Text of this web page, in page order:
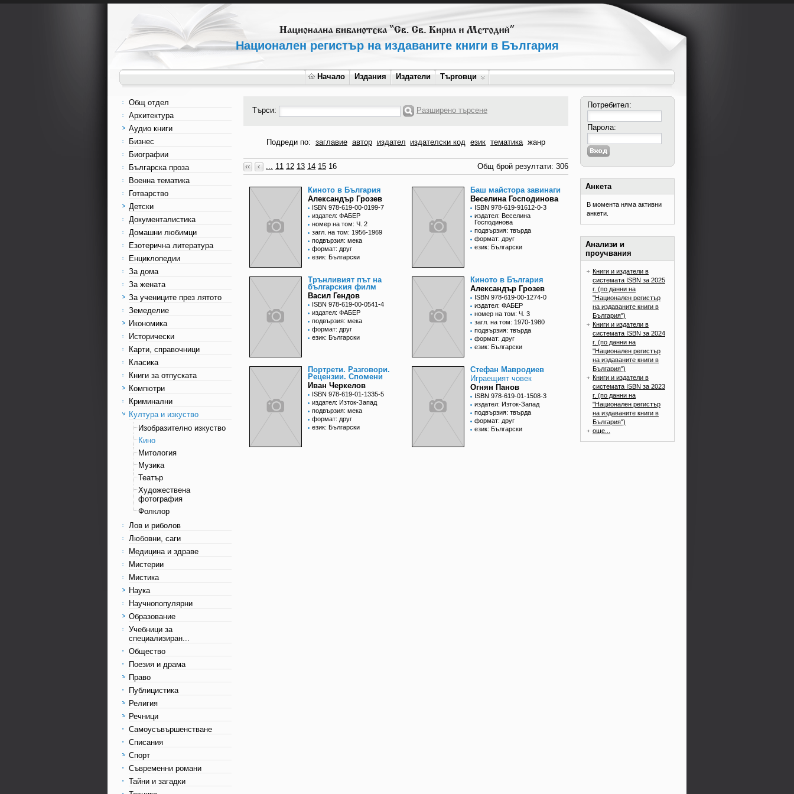
Национален регистър на издаваните книги в България
Начало Издания Издатели Търговци
Общ отдел
Архитектура
Аудио книги
Бизнес
Биографии
Българска проза
Военна тематика
Готварство
Детски
Документалистика
Домашни любимци
Езотерична литература
Енциклопедии
За дома
За жената
За учениците през лятото
Земеделие
Икономика
Исторически
Карти, справочници
Класика
Книги за отпуската
Компютри
Криминални
Култура и изкуство
Изобразително изкуство
Кино
Митология
Музика
Театър
Художествена
фотография
Фолклор
Лов и риболов
Любовни, саги
Медицина и здраве
Мистерии
Мистика
Наука
Научнопопулярни
Образование
Учебници за
специализиран...
Общество
Поезия и драма
Право
Публицистика
Религия
Речници
Самоусъвършенстване
Списания
Спорт
Съвременни романи
Тайни и загадки
Търси: Разширено търсене
Подреди по: заглавие автор издател издателски код език тематика жанр
... 11 12 13 14 15 16 Общ брой резултати: 306
Киното в България
Александър Грозев
ISBN 978-619-00-0199-7
издател: ФАБЕР
номер на том: Ч. 2
загл. на том: 1956-1969
подвързия: мека
формат: друг
език: Български
Баш майстора завинаги
Веселина Господинова
ISBN 978-619-91612-0-3
издател: Веселина
Господинова
подвързия: твърда
формат: друг
език: Български
Трънливият път на
българския филм
Васил Гендов
ISBN 978-619-00-0541-4
издател: ФАБЕР
подвързия: мека
формат: друг
език: Български
Киното в България
Александър Грозев
ISBN 978-619-00-1274-0
издател: ФАБЕР
номер на том: Ч. 3
загл. на том: 1970-1980
подвързия: твърда
формат: друг
език: Български
Портрети. Разговори.
Рецензии. Спомени
Иван Черкелов
ISBN 978-619-01-1335-5
издател: Изток-Запад
подвързия: мека
формат: друг
език: Български
Стефан Мавродиев
Играещият човек
Огнян Панов
ISBN 978-619-01-1508-3
издател: Изток-Запад
подвързия: твърда
формат: друг
език: Български
Потребител:
Парола:
Анкета
В момента няма активни
анкети.
Анализи и
проучвания
Книги и издатели в
системата ISBN за 2025
г. (по данни на
"Национален регистър
на издаваните книги в
България")
Книги и издатели в
системата ISBN за 2024
г. (по данни на
"Национален регистър
на издаваните книги в
България")
Книги и издатели в
системата ISBN за 2023
г. (по данни на
"Национален регистър
на издаваните книги в
България")
още...